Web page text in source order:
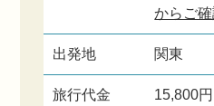
からご確
出発地 関東
旅行代金 15,800円